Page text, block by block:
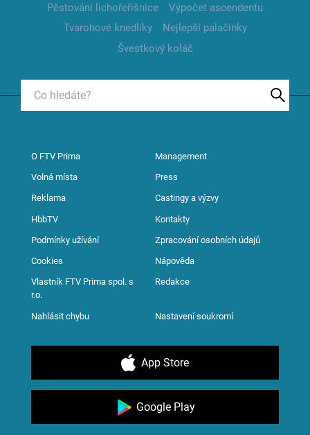
Pěstování lichořeřišnice
Výpočet ascendentu
Tvarohové knedlíky
Nejlepší palačinky
Švestkový koláč
O FTV Prima Management
Volná místa Press
Reklama Castingy a výzvy
HbbTV Kontakty
Podmínky užívání Zpracování osobních údajů
Cookies Nápověda
Vlastník FTV Prima spol. s
r.o.
Redakce
Nahlásit chybu Nastavení soukromí
App Store
Google Play